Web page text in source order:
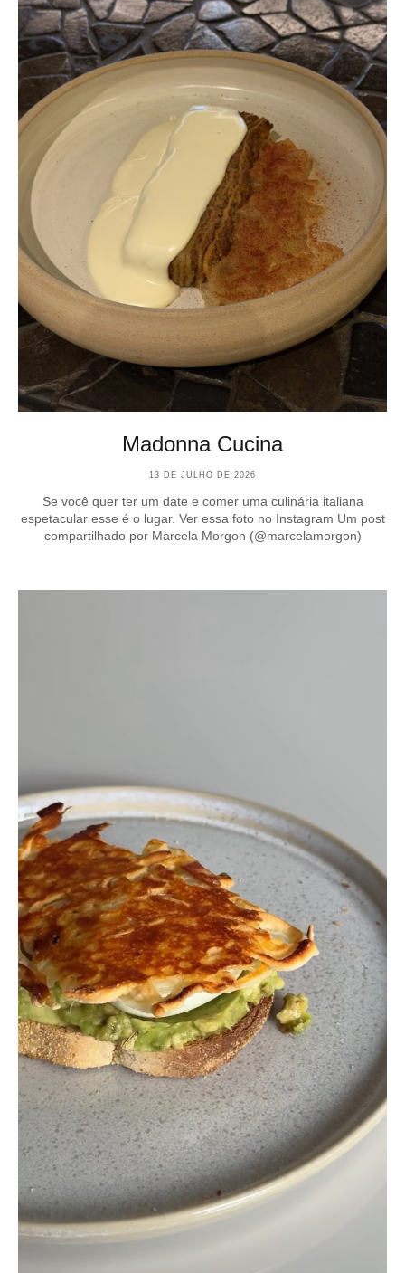
Madonna Cucina
13 DE JULHO DE 2026
Se você quer ter um date e comer uma culinária italiana
espetacular esse é o lugar. Ver essa foto no Instagram Um post
compartilhado por Marcela Morgon (@marcelamorgon)